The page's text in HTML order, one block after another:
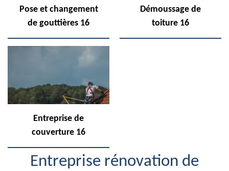
Pose et changement
de gouttières 16
Démoussage de
toiture 16
Entreprise de
couverture 16
Entreprise rénovation de